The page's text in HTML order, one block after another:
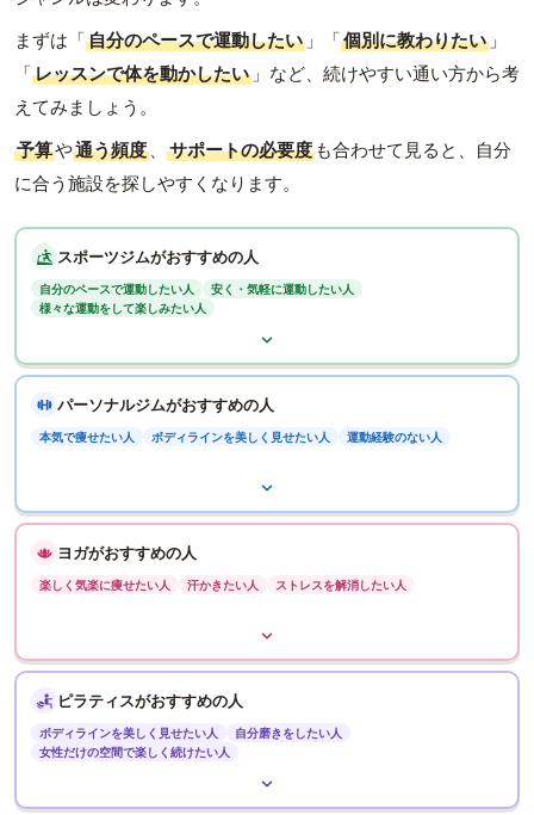
まずは「自分のペースで運動したい 」「個別に教わりたい 」
「レッスンで体を動かしたい 」など、続けやすい通い方から考
えてみましょう。
予算や通う頻度 、 サポートの必要度 も合わせて見ると、自分
に合う施設を探しやすくなります。
スポーツジムがおすすめの人
自分のペースで運動したい人
安く・気軽に運動したい人
様々な運動をして楽しみたい人
パーソナルジムがおすすめの人
本気で痩せたい人 ボディラインを美しく見せたい人 運動経験のない人
ヨガがおすすめの人
楽しく気楽に痩せたい人 汗かきたい人 ストレスを解消したい人
ピラティスがおすすめの人
ボディラインを美しく見せたい人
自分磨きをしたい人
女性だけの空間で楽しく続けたい人